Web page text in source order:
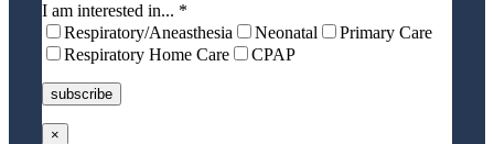
I am interested in... *
Respiratory/Aneasthesia
Neonatal
Primary Care
Respiratory Home Care
CPAP
×